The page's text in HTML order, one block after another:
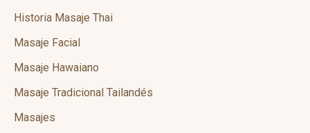
Historia Masaje Thai
Masaje Facial
Masaje Hawaiano
Masaje Tradicional Tailandés
Masajes